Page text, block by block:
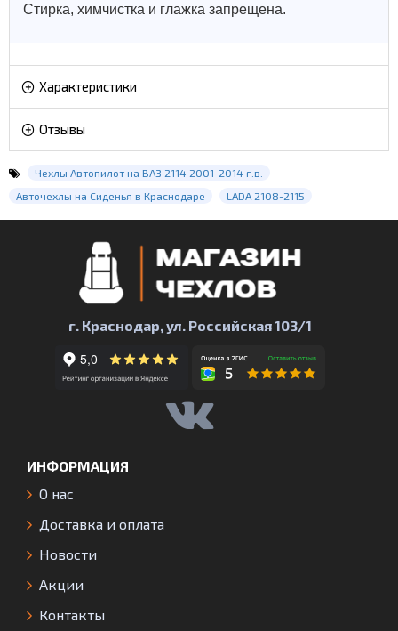
Стирка, химчистка и глажка запрещена.
Характеристики
Отзывы
Чехлы Автопилот на ВАЗ 2114 2001-2014 г.в.
Авточехлы на Сиденья в Краснодаре
LADA 2108-2115
г. Краснодар, ул. Российская 103/1
ИНФОРМАЦИЯ
О нас
Доставка и оплата
Новости
Акции
Контакты